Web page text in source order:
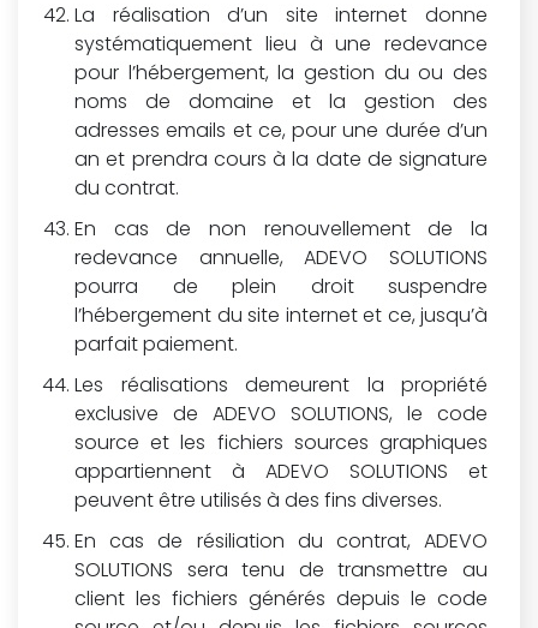
La réalisation d’un site internet donne
systématiquement lieu à une redevance
pour l’hébergement, la gestion du ou des
noms de domaine et la gestion des
adresses emails et ce, pour une durée d’un
an et prendra cours à la date de signature
du contrat.
En cas de non renouvellement de la
redevance annuelle, ADEVO SOLUTIONS
pourra de plein droit suspendre
l’hébergement du site internet et ce, jusqu’à
parfait paiement.
Les réalisations demeurent la propriété
exclusive de ADEVO SOLUTIONS, le code
source et les fichiers sources graphiques
appartiennent à ADEVO SOLUTIONS et
peuvent être utilisés à des fins diverses.
En cas de résiliation du contrat, ADEVO
SOLUTIONS sera tenu de transmettre au
client les fichiers générés depuis le code